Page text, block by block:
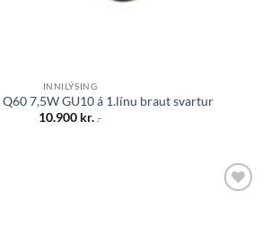
INNILÝSING
7,5W GU10 á 1.línu braut svartur
10.900 kr. .-